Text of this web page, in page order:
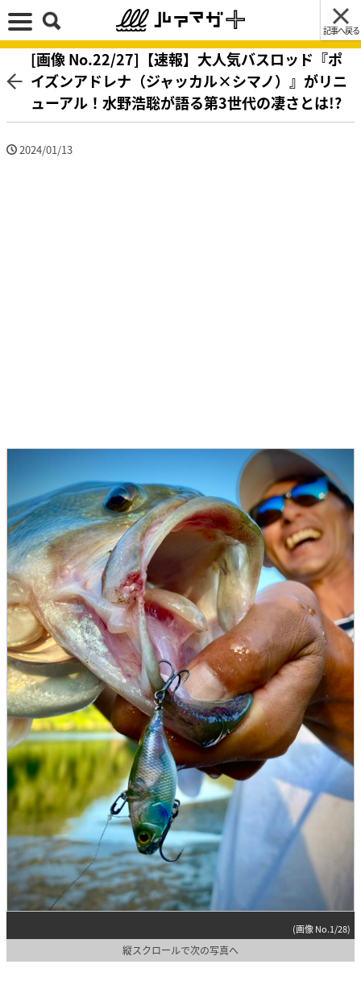
記事へ戻る
[画像 No.22/27]【速報】大人気バスロッド『ポ
イズンアドレナ（ジャッカル×シマノ）』がリニ
ューアル！水野浩聡が語る第3世代の凄さとは!?
2024/01/13
(画像 No.1/28)
縦スクロールで次の写真へ